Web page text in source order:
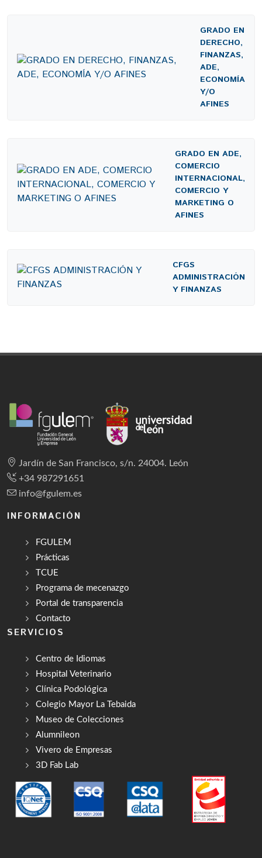
GRADO EN
DERECHO,
FINANZAS,
ADE,
ECONOMÍA
Y/O
AFINES
GRADO EN ADE,
COMERCIO
INTERNACIONAL,
COMERCIO Y
MARKETING O
AFINES
CFGS
ADMINISTRACIÓN
Y FINANZAS
Jardín de San Francisco, s/n. 24004. León
+34 987291651
info@fgulem.es
INFORMACIÓN
FGULEM
Prácticas
TCUE
Programa de mecenazgo
Portal de transparencia
Contacto
SERVICIOS
Centro de Idiomas
Hospital Veterinario
Clínica Podológica
Colegio Mayor La Tebaida
Museo de Colecciones
Alumnileon
Vivero de Empresas
3D Fab Lab